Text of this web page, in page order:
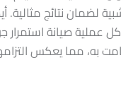
لضمان نتائج مثالية.
عملية صيانة استمرار
به، مما يعكس